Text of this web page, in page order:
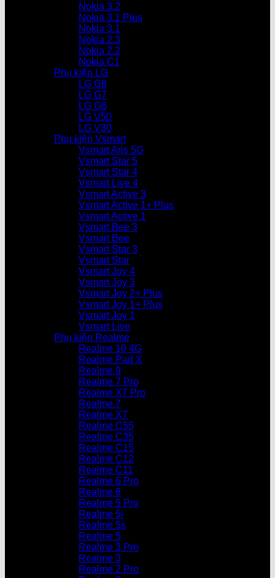
Nokia 3.2
Nokia 3.1 Plus
Nokia 3.1
Nokia 2.3
Nokia 2.2
Nokia C1
Phụ kiện LG
LG G8
LG G7
LG G6
LG V50
LG V30
Phụ kiện Vsmart
Vsmart Aris 5G
Vsmart Star 5
Vsmart Star 4
Vsmart Live 4
Vsmart Active 3
Vsmart Active 1+ Plus
Vsmart Active 1
Vsmart Bee 3
Vsmart Bee
Vsmart Star 3
Vsmart Star
Vsmart Joy 4
Vsmart Joy 3
Vsmart Joy 2+ Plus
Vsmart Joy 1+ Plus
Vsmart Joy 1
Vsmart Live
Phụ kiện Realme
Realme 10 4G
Realme Pad X
Realme 9
Realme 7 Pro
Realme X7 Pro
Realme 7
Realme X7
Realme C55
Realme C35
Realme C15
Realme C12
Realme C11
Realme 6 Pro
Realme 6
Realme 5 Pro
Realme 5i
Realme 5s
Realme 5
Realme 3 Pro
Realme 3
Realme 2 Pro